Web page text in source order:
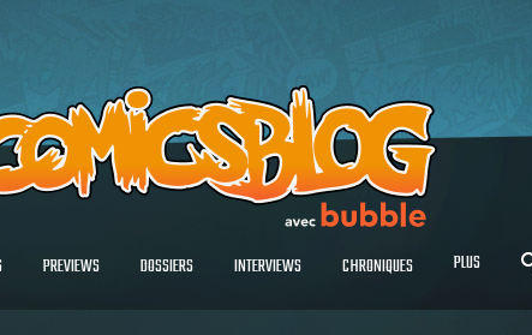
PREVIEWS DOSSIERS INTERVIEWS CHRONIQUES PLUS